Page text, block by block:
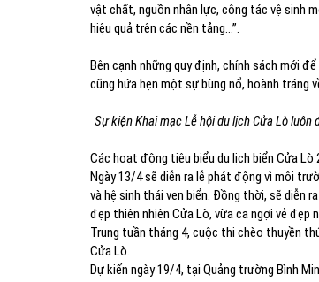
vật chất, nguồn nhân lực, công tác vệ sinh
hiệu quả trên các nền tảng…”.
Bên cạnh những quy định, chính sách mới
cũng hứa hẹn một sự bùng nổ, hoành tráng
Sự kiện Khai mạc Lễ hội du lịch Cửa Lò
Các hoạt động tiêu biểu du lịch biển Cửa Lò
Ngày 13/4 sẽ diễn ra lễ phát động vì môi
và hệ sinh thái ven biển. Đồng thời, sẽ diễn
đẹp thiên nhiên Cửa Lò, vừa ca ngợi vẻ đẹp
Trung tuần tháng 4, cuộc thi chèo thuyền
Cửa Lò.
Dự kiến ngày 19/4, tại Quảng trường Bình